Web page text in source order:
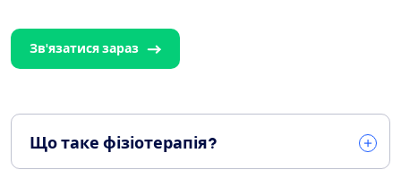
Зв'язатися зараз
Що таке фізіотерапія?